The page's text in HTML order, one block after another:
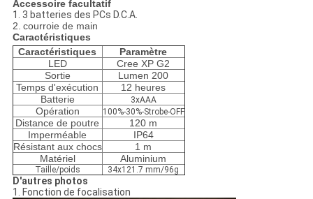
Accessoire facultatif
1. 3 batteries des PCs D.C.A.
2. courroie de main
Caractéristiques
Caractéristiques
Paramètre
LED
Cree XP G2
Sortie
Lumen 200
Temps d'exécution
12 heures
Batterie
3xAAA
Opération 100%-30%-Strobe-OFF
Distance de poutre
120 m
Imperméable
IP64
Résistant aux chocs
1 m
Matériel
Aluminium
Taille/poids 34x121.7 mm/96g
D'autres photos
1. Fonction de focalisation